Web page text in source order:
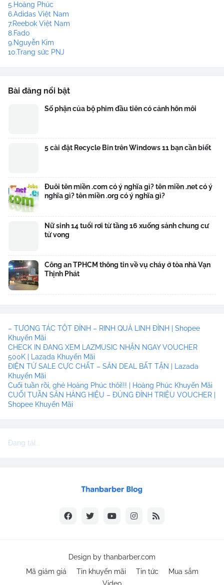
5.Hoàng Phúc
6.Adidas Việt Nam
7.Reebok Việt Nam
8.Fado
9.Nguyễn Kim
10.Trang sức PNJ
Bài đăng nổi bật
Số phận của bộ phim đầu tiên có cảnh hôn môi
5 cài đặt Recycle Bin trên Windows 11 bạn cần biết
Đuôi tên miền .com có ý nghĩa gì? tên miền .net có ý
nghĩa gì? tên miền .org có ý nghĩa gì?
Nữ sinh 14 tuổi rơi từ tầng 16 xuống sảnh chung cư
tử vong
Công an TPHCM thông tin về vụ cháy ở tòa nhà Vạn
Thịnh Phát
– TƯƠNG TÁC TỘT ĐỈNH – RINH QUÀ LINH ĐÌNH | Shopee
Khuyến Mãi
CHECK IN ĐANG XEM LAZMUSIC NHẬN NGAY VOUCHER
500K | Lazada Khuyến Mãi
ĐIỆN TỬ SALE CỰC CHẤT – SĂN DEAL BẤT TẬN | Lazada
Khuyến Mãi
Cuối tuần rồi, ghé Hoàng Phúc thôi!!! | Hoàng Phúc Khuyến Mãi
CUỐI TUẦN SĂN HÀNG HIỆU – ĐỦNG ĐỈNH TRIỆU VOUCHER |
Shopee Khuyến Mãi
Đang tải...
Design by thanbarber.com
Mã giảm giá
Tin khuyến mãi Tin tức
Mua sắm